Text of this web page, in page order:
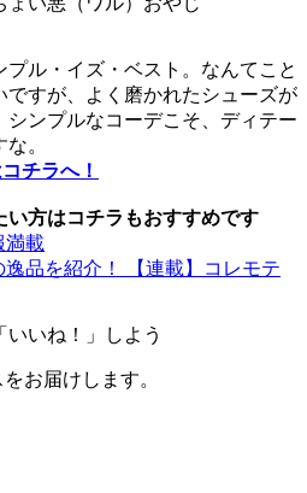
ル・イズ・ベスト。なんてこと
ですが、よく磨かれたシューズが
シンプルなコーデこそ、ディテー
。
チラへ！
い方はコチラもおすすめです
満載
品を紹介！ 【連載】コレモテ
いね！」しよう
お届けします。